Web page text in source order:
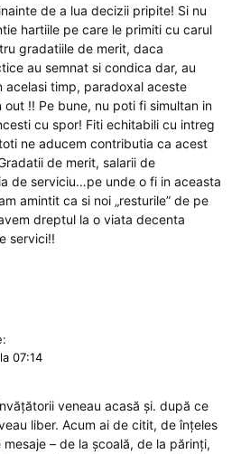
de a lua decizii pripite! Si nu
hartiile pe care le primiti cu carul
gradatiile de merit, daca
au semnat si condica dar, au
timp, paradoxal aceste
!! Pe bune, nu poti fi simultan in
cu spor! Fiti echitabili cu intreg
ne aducem contributia ca acest
de merit, salarii de
de serviciu…pe unde o fi in aceasta
amintit ca si noi „resturile” de pe
dreptul la o viata decenta
servici!!
07:14
veneau acasă și. după ce
liber. Acum ai de citit, de înțeles
– de la școală, de la părinți,